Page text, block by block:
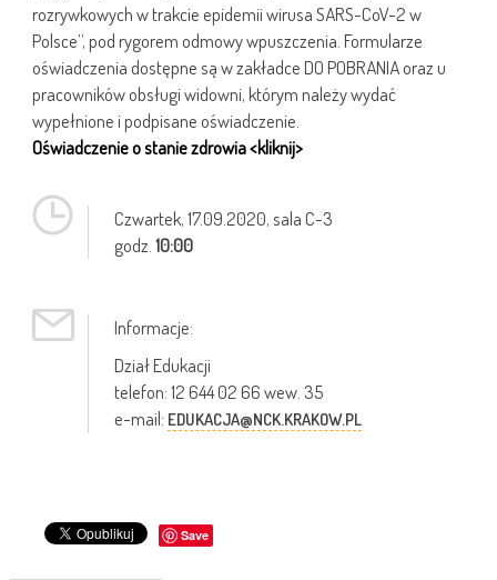
rozrywkowych w trakcie epidemii wirusa SARS-CoV-2 w
Polsce”, pod rygorem odmowy wpuszczenia. Formularze
oświadczenia dostępne są w zakładce DO POBRANIA oraz u
pracowników obsługi widowni, którym należy wydać
wypełnione i podpisane oświadczenie.
Oświadczenie o stanie zdrowia <kliknij>
Czwartek,17.09.2020, sala C-3
godz. 10:00
Informacje:
Dział Edukacji
telefon: 12 644 02 66 wew. 35
e-mail: EDUKACJA@NCK.KRAKOW.PL
Save